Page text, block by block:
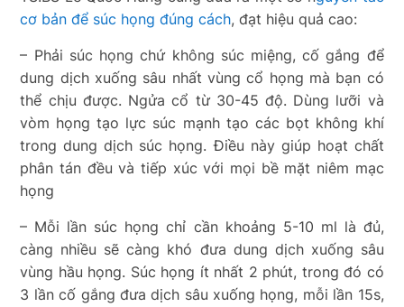
cơ bản để súc họng đúng cách, đạt hiệu quả cao:
– Phải súc họng chứ không súc miệng, cố gắng để
dung dịch xuống sâu nhất vùng cổ họng mà bạn có
thể chịu được. Ngửa cổ từ 30-45 độ. Dùng lưỡi và
vòm họng tạo lực súc mạnh tạo các bọt không khí
trong dung dịch súc họng. Điều này giúp hoạt chất
phân tán đều và tiếp xúc với mọi bề mặt niêm mạc
họng
– Mỗi lần súc họng chỉ cần khoảng 5-10 ml là đủ,
càng nhiều sẽ càng khó đưa dung dịch xuống sâu
vùng hầu họng. Súc họng ít nhất 2 phút, trong đó có
3 lần cố gắng đưa dịch sâu xuống họng, mỗi lần 15s,